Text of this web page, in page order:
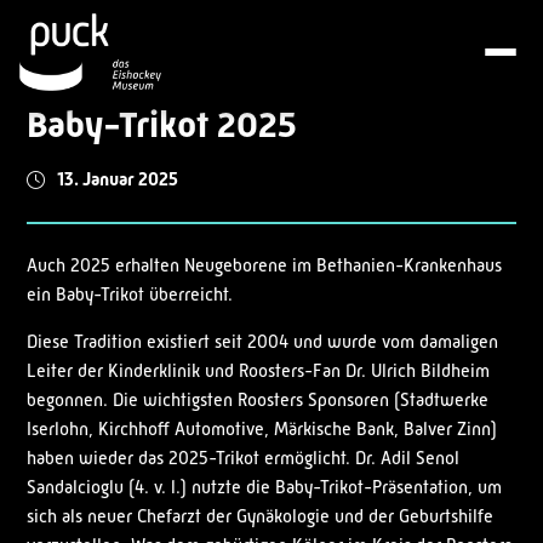
Baby-Trikot 2025
13. Januar 2025
Auch 2025 erhalten Neugeborene im Bethanien-Krankenhaus
ein Baby-Trikot überreicht.
Diese Tradition existiert seit 2004 und wurde vom damaligen
Leiter der Kinderklinik und Roosters-Fan Dr. Ulrich Bildheim
begonnen. Die wichtigsten Roosters Sponsoren (Stadtwerke
Iserlohn, Kirchhoff Automotive, Märkische Bank, Balver Zinn)
haben wieder das 2025-Trikot ermöglicht. Dr. Adil Senol
Sandalcioglu (4. v. l.) nutzte die Baby-Trikot-Präsentation, um
sich als neuer Chefarzt der Gynäkologie und der Geburtshilfe